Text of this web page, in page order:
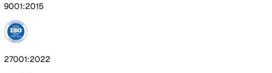
9001:2015
27001:2022